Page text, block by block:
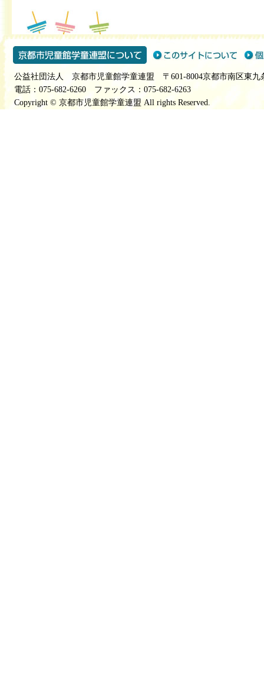
公益社団法人 京都市児童館学童連盟 〒601-8004京都市南区東九
電話：075-682-6260 ファックス：075-682-6263
Copyright © 京都市児童館学童連盟 All rights Reserved.